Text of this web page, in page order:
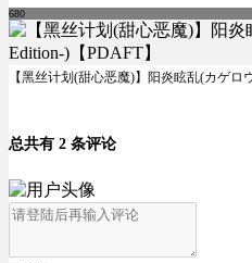
680
【黑丝计划(甜心恶魔)】阳炎眩乱(カゲロ
总共有 2 条评论